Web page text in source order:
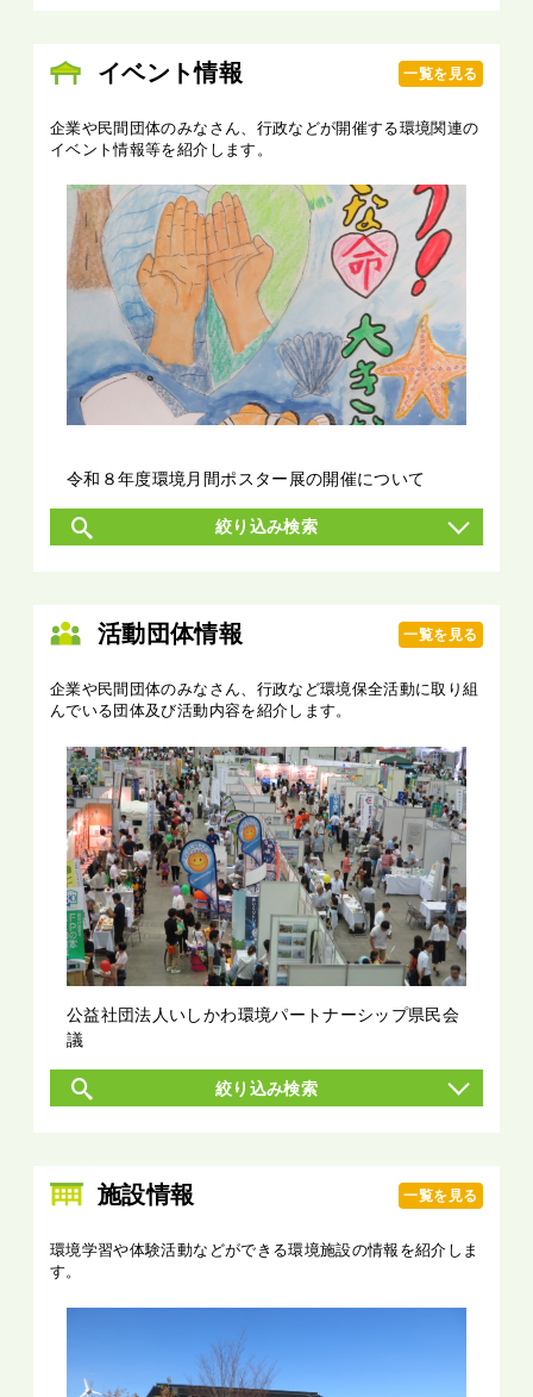
イベント情報 一覧を見る
企業や民間団体のみなさん、行政などが開催する環境関連の
イベント情報等を紹介します。
令和８年度環境月間ポスター展の開催について
絞り込み検索
活動団体情報 一覧を見る
企業や民間団体のみなさん、行政など環境保全活動に取り組
んでいる団体及び活動内容を紹介します。
公益社団法人いしかわ環境パートナーシップ県民会
議
絞り込み検索
施設情報 一覧を見る
環境学習や体験活動などができる環境施設の情報を紹介しま
す。